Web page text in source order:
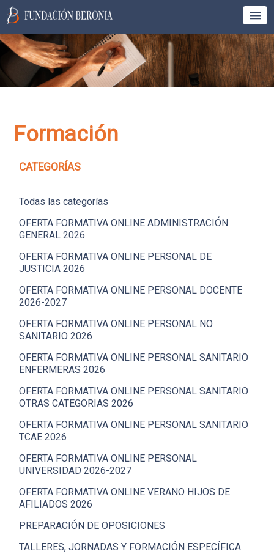
Formación
CATEGORÍAS
Todas las categorías
OFERTA FORMATIVA ONLINE ADMINISTRACIÓN
GENERAL 2026
OFERTA FORMATIVA ONLINE PERSONAL DE
JUSTICIA 2026
OFERTA FORMATIVA ONLINE PERSONAL DOCENTE
2026-2027
OFERTA FORMATIVA ONLINE PERSONAL NO
SANITARIO 2026
OFERTA FORMATIVA ONLINE PERSONAL SANITARIO
ENFERMERAS 2026
OFERTA FORMATIVA ONLINE PERSONAL SANITARIO
OTRAS CATEGORIAS 2026
OFERTA FORMATIVA ONLINE PERSONAL SANITARIO
TCAE 2026
OFERTA FORMATIVA ONLINE PERSONAL
UNIVERSIDAD 2026-2027
OFERTA FORMATIVA ONLINE VERANO HIJOS DE
AFILIADOS 2026
PREPARACIÓN DE OPOSICIONES
TALLERES, JORNADAS Y FORMACIÓN ESPECÍFICA